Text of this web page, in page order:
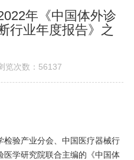
年《中国体外诊
行业年度报告》之
览次数：56137
检验产业分会、中国医疗器械行
医学研究院联合主编的《中国体